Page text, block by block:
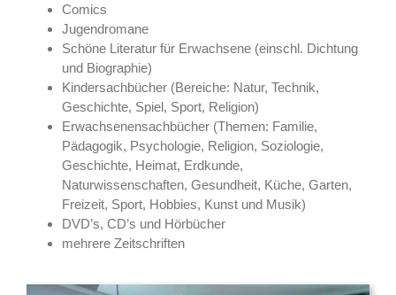
Comics
Jugendromane
Schöne Literatur für Erwachsene (einschl. Dichtung
und Biographie)
Kindersachbücher (Bereiche: Natur, Technik,
Geschichte, Spiel, Sport, Religion)
Erwachsenensachbücher (Themen: Familie,
Pädagogik, Psychologie, Religion, Soziologie,
Geschichte, Heimat, Erdkunde,
Naturwissenschaften, Gesundheit, Küche, Garten,
Freizeit, Sport, Hobbies, Kunst und Musik)
DVD’s, CD’s und Hörbücher
mehrere Zeitschriften